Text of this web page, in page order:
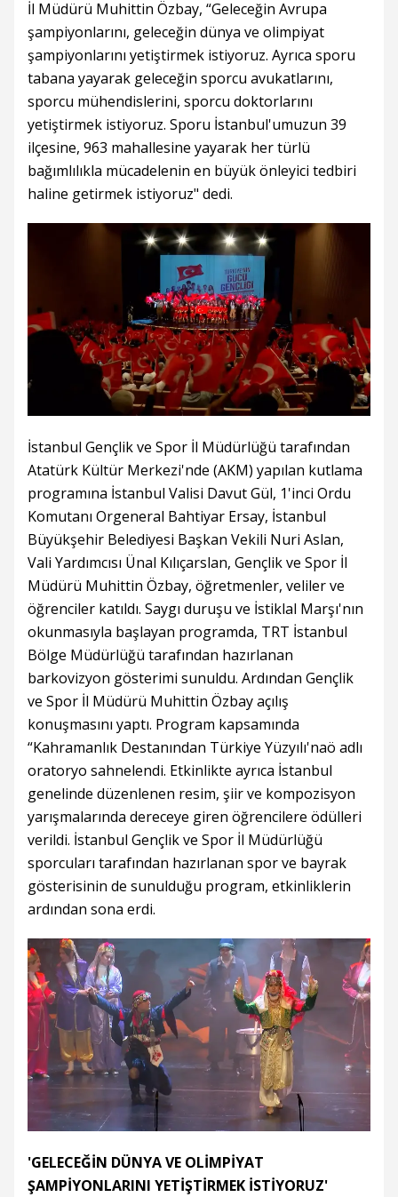
İl Müdürü Muhittin Özbay, “Geleceğin Avrupa
şampiyonlarını, geleceğin dünya ve olimpiyat
şampiyonlarını yetiştirmek istiyoruz. Ayrıca sporu
tabana yayarak geleceğin sporcu avukatlarını,
sporcu mühendislerini, sporcu doktorlarını
yetiştirmek istiyoruz. Sporu İstanbul'umuzun 39
ilçesine, 963 mahallesine yayarak her türlü
bağımlılıkla mücadelenin en büyük önleyici tedbiri
haline getirmek istiyoruz" dedi.
İstanbul Gençlik ve Spor İl Müdürlüğü tarafından
Atatürk Kültür Merkezi'nde (AKM) yapılan kutlama
programına İstanbul Valisi Davut Gül, 1'inci Ordu
Komutanı Orgeneral Bahtiyar Ersay, İstanbul
Büyükşehir Belediyesi Başkan Vekili Nuri Aslan,
Vali Yardımcısı Ünal Kılıçarslan, Gençlik ve Spor İl
Müdürü Muhittin Özbay, öğretmenler, veliler ve
öğrenciler katıldı. Saygı duruşu ve İstiklal Marşı'nın
okunmasıyla başlayan programda, TRT İstanbul
Bölge Müdürlüğü tarafından hazırlanan
barkovizyon gösterimi sunuldu. Ardından Gençlik
ve Spor İl Müdürü Muhittin Özbay açılış
konuşmasını yaptı. Program kapsamında
“Kahramanlık Destanından Türkiye Yüzyılı'naö adlı
oratoryo sahnelendi. Etkinlikte ayrıca İstanbul
genelinde düzenlenen resim, şiir ve kompozisyon
yarışmalarında dereceye giren öğrencilere ödülleri
verildi. İstanbul Gençlik ve Spor İl Müdürlüğü
sporcuları tarafından hazırlanan spor ve bayrak
gösterisinin de sunulduğu program, etkinliklerin
ardından sona erdi.
'GELECEĞİN DÜNYA VE OLİMPİYAT
ŞAMPİYONLARINI YETİŞTİRMEK İSTİYORUZ'